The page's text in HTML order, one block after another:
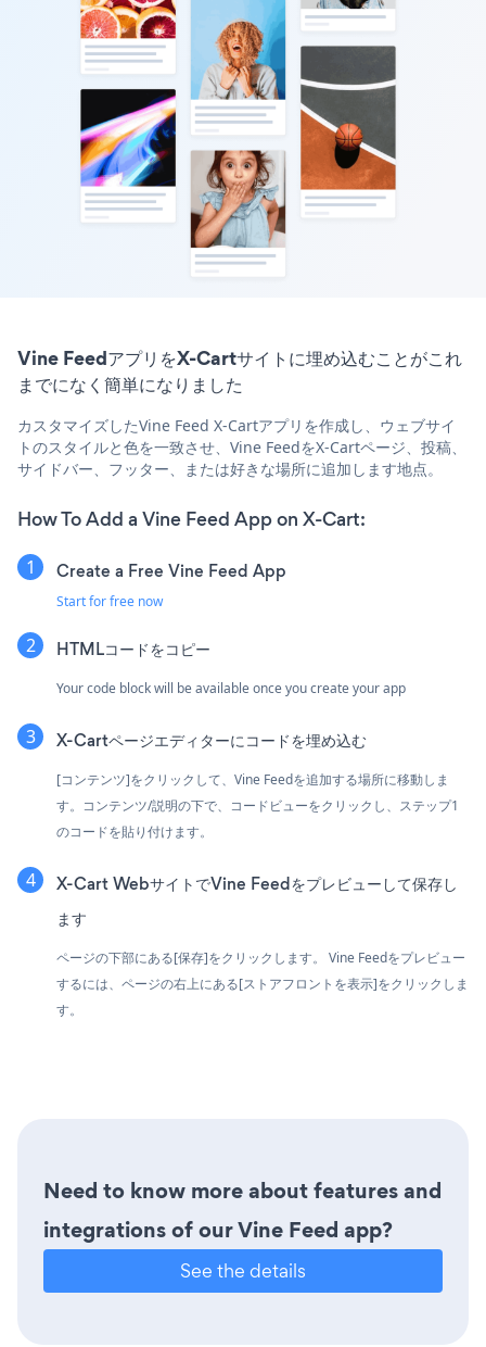
Vine FeedアプリをX-Cartサイトに埋め込むことがこれ
までになく簡単になりました
カスタマイズしたVine Feed X-Cartアプリを作成し、ウェブサイ
トのスタイルと色を一致させ、Vine FeedをX-Cartページ、投稿、
サイドバー、フッター、または好きな場所に追加します地点。
How To Add a Vine Feed App on X-Cart:
Create a Free Vine Feed App
Start for free now
HTMLコードをコピー
Your code block will be available once you create your app
X-Cartページエディターにコードを埋め込む
[コンテンツ]をクリックして、Vine Feedを追加する場所に移動しま
す。コンテンツ/説明の下で、コードビューをクリックし、ステップ1
のコードを貼り付けます。
X-Cart WebサイトでVine Feedをプレビューして保存し
ます
ページの下部にある[保存]をクリックします。 Vine Feedをプレビュー
するには、ページの右上にある[ストアフロントを表示]をクリックしま
す。
Need to know more about features and
integrations of our Vine Feed app?
See the details